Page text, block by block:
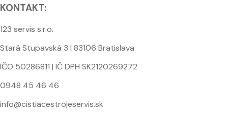
KONTAKT:
123 servis s.r.o.
Stará Stupavská 3 | 83106 Bratislava
IČO 50286811 | IČ DPH SK2120269272
0948 45 46 46
info@cistiacestrojeservis.sk